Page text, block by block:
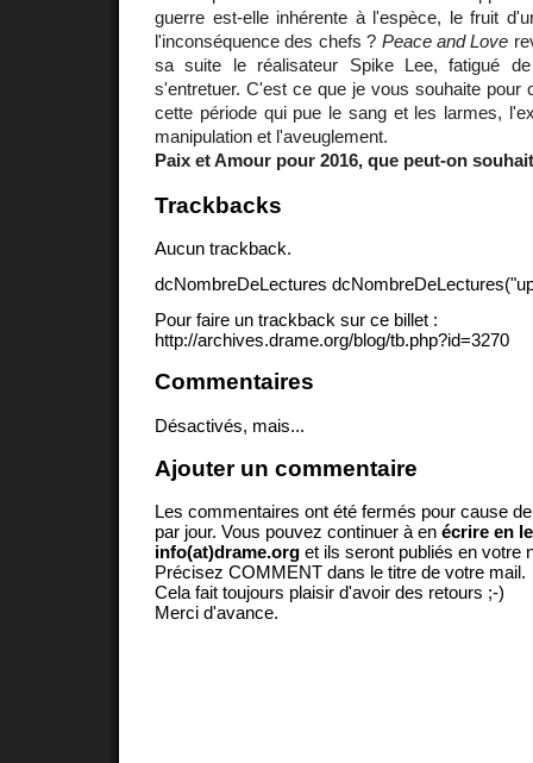
guerre est-elle inhérente à l'espèce, le fruit
l'inconséquence des chefs ? Peace and Love
sa suite le réalisateur Spike Lee, fatigué
s'entretuer. C'est ce que je vous souhaite pour
cette période qui pue le sang et les larmes,
manipulation et l'aveuglement.
Paix et Amour pour 2016, que peut-on
Trackbacks
Aucun trackback.
dcNombreDeLectures
Pour faire un trackback sur ce billet :
http://archives.drame.org/blog/tb.php?id=3270
Commentaires
Désactivés, mais...
Ajouter un commentaire
Les commentaires ont été fermés pour cause
par jour. Vous pouvez continuer à en écrire en
info(at)drame.org et ils seront publiés en votre
Précisez COMMENT dans le titre de votre mail.
Cela fait toujours plaisir d'avoir des retours ;-)
Merci d'avance.